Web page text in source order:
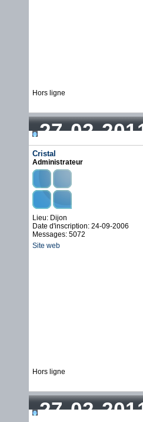
Hors ligne
27-02-
Cristal
Administrateur
Lieu: Dijon
Date d'inscription: 24-09-2006
Messages: 5072
Site web
Hors ligne
27-02-